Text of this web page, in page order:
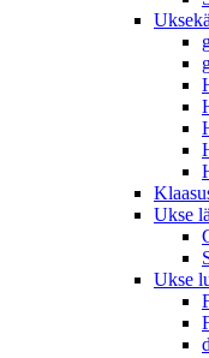
Ukse
Ukse